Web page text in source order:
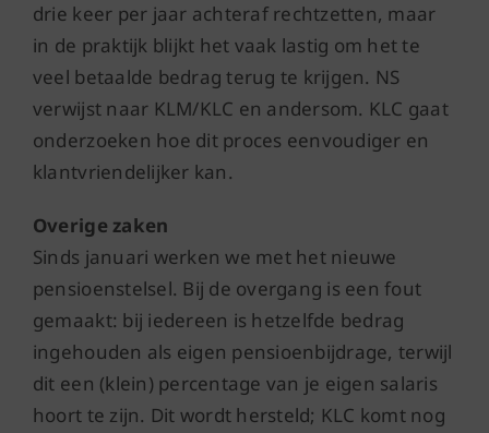
drie keer per jaar achteraf rechtzetten, maar
in de praktijk blijkt het vaak lastig om het te
veel betaalde bedrag terug te krijgen. NS
verwijst naar KLM/KLC en andersom. KLC gaat
onderzoeken hoe dit proces eenvoudiger en
klantvriendelijker kan.
Overige zaken
Sinds januari werken we met het nieuwe
pensioenstelsel. Bij de overgang is een fout
gemaakt: bij iedereen is hetzelfde bedrag
ingehouden als eigen pensioenbijdrage, terwijl
dit een (klein) percentage van je eigen salaris
hoort te zijn. Dit wordt hersteld; KLC komt nog